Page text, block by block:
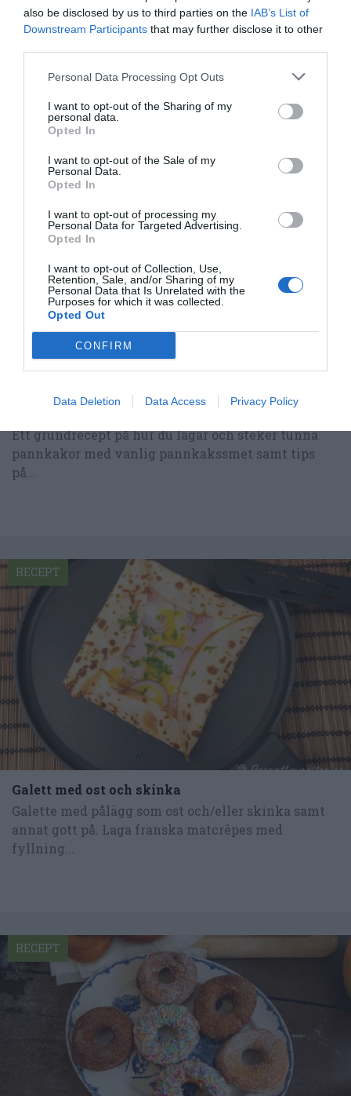
also be disclosed by us to third parties on the IAB’s List of
Downstream Participants that may further disclose it to other
Personal Data Processing Opt Outs
I want to opt-out of the Sharing of my
personal data.
Opted In
I want to opt-out of the Sale of my
Personal Data.
Opted In
I want to opt-out of processing my
Personal Data for Targeted Advertising.
Opted In
I want to opt-out of Collection, Use,
Retention, Sale, and/or Sharing of my
Personal Data that Is Unrelated with the
Purposes for which it was collected.
Opted Out
CONFIRM
Data Deletion Data Access Privacy Policy
LCHF-pannkakor med mandelmjöl
Pannkakor utan vetemjöl eller socker. Med ägg,
Ett grundrecept på hur du lagar och steker tunna
pannkakor med vanlig pannkakssmet samt tips
på...
Galett med ost och skinka
Galette med pålägg som ost och/eller skinka samt
annat gott på. Laga franska matcrêpes med
fyllning...
RECEPT
RECEPT